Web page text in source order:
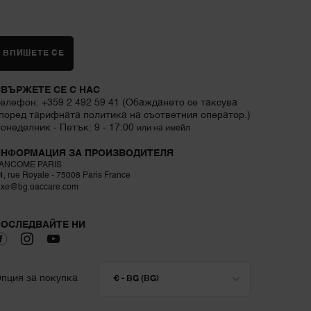
ВПИШЕТЕ СЕ
СЕ С НАС
+359 2 492 59 41 (Обаждането се таксува
тарифната политика на съответния оператор.)
- Петък: 9 - 17:00 или на имейл
ЗА ПРОИЗВОДИТЕЛЯ
PARIS
rue Royale - 75008 Paris France
НИ
за покупка € - BG (BG)